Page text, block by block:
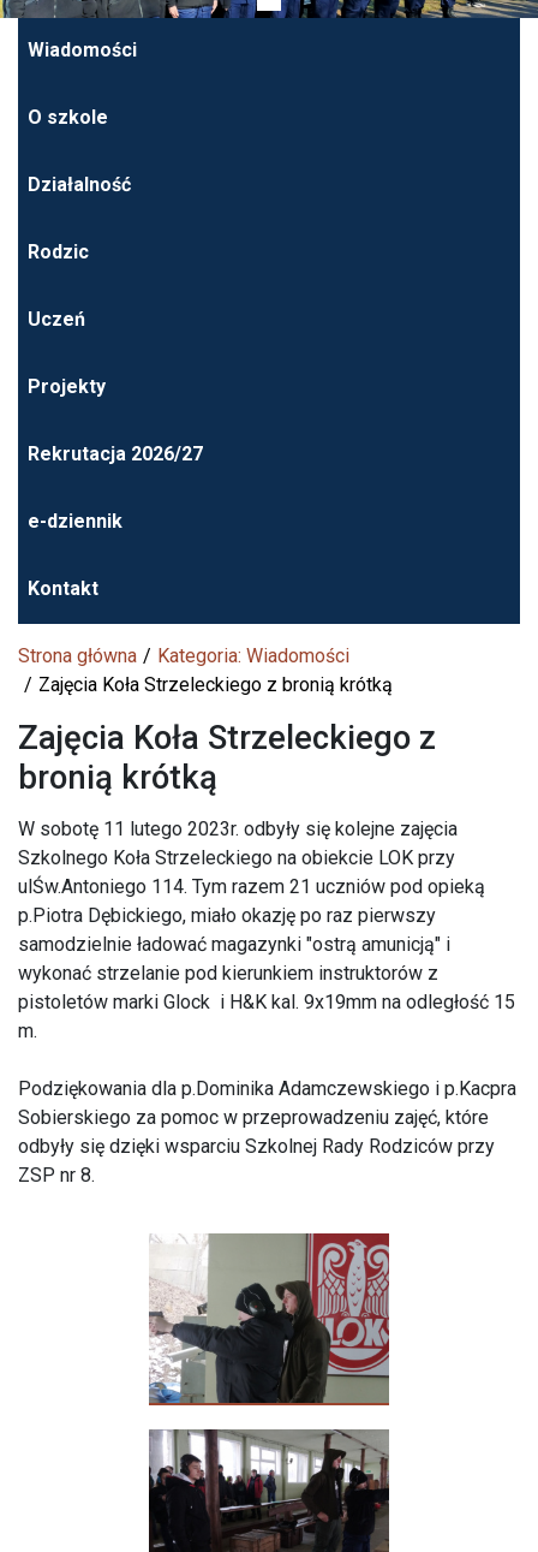
Wiadomości
O szkole
Działalność
Rodzic
Uczeń
Projekty
Rekrutacja 2026/27
e-dziennik
Kontakt
Strona główna
Kategoria: Wiadomości
Zajęcia Koła Strzeleckiego z bronią krótką
Zajęcia Koła Strzeleckiego z
bronią krótką
W sobotę 11 lutego 2023r. odbyły się kolejne zajęcia
Szkolnego Koła Strzeleckiego na obiekcie LOK przy
ulŚw.Antoniego 114. Tym razem 21 uczniów pod opieką
p.Piotra Dębickiego, miało okazję po raz pierwszy
samodzielnie ładować magazynki "ostrą amunicją" i
wykonać strzelanie pod kierunkiem instruktorów z
pistoletów marki Glock i H&K kal. 9x19mm na odległość 15
m.
Podziękowania dla p.Dominika Adamczewskiego i p.Kacpra
Sobierskiego za pomoc w przeprowadzeniu zajęć, które
odbyły się dzięki wsparciu Szkolnej Rady Rodziców przy
ZSP nr 8.